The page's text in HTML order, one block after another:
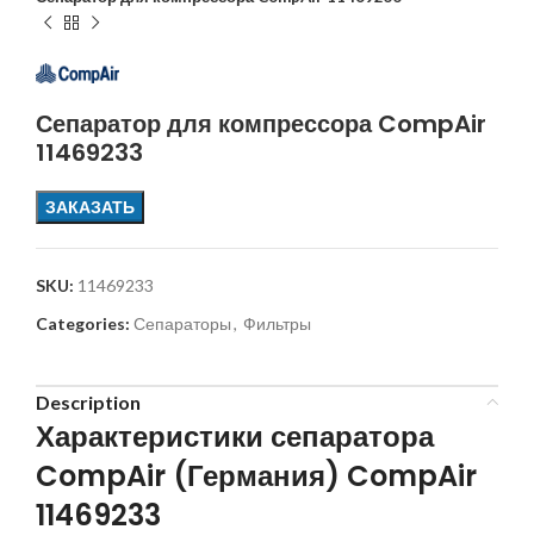
Сепаратор для компрессора CompAir
11469233
ЗАКАЗАТЬ
SKU: 11469233
Categories: Сепараторы, Фильтры
Description
Характеристики сепаратора
CompAir (Германия) CompAir
11469233